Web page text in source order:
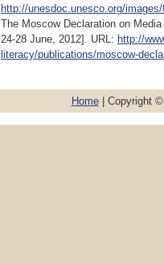
http://unesdoc.unesco.org/
The Moscow Declaration on
24-28 June, 2012]. URL: http://
literacy/publications/moscow-
Home| Copyright ©